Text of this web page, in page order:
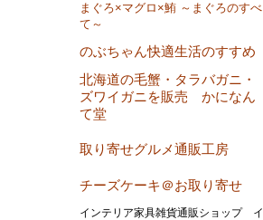
まぐろ×マグロ×鮪 ～まぐろのすべ
て～
のぶちゃん快適生活のすすめ
北海道の毛蟹・タラバガニ・
ズワイガニを販売 かになん
て堂
取り寄せグルメ通販工房
チーズケーキ＠お取り寄せ
インテリア家具雑貨通販ショップ イ